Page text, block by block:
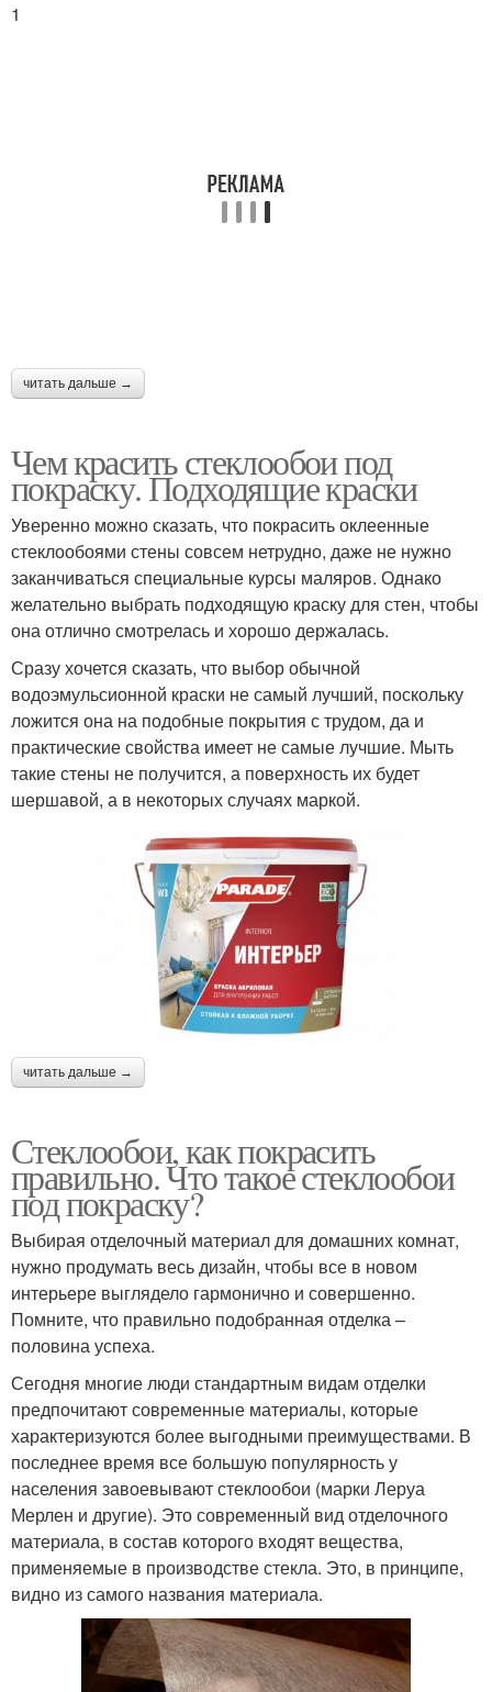
1
читать дальше →
Чем красить стеклообои под
покраску. Подходящие краски
Уверенно можно сказать, что покрасить оклеенные
стеклообоями стены совсем нетрудно, даже не нужно
заканчиваться специальные курсы маляров. Однако
желательно выбрать подходящую краску для стен, чтобы
она отлично смотрелась и хорошо держалась.
Сразу хочется сказать, что выбор обычной
водоэмульсионной краски не самый лучший, поскольку
ложится она на подобные покрытия с трудом, да и
практические свойства имеет не самые лучшие. Мыть
такие стены не получится, а поверхность их будет
шершавой, а в некоторых случаях маркой.
читать дальше →
Стеклообои, как покрасить
правильно. Что такое стеклообои
под покраску?
Выбирая отделочный материал для домашних комнат,
нужно продумать весь дизайн, чтобы все в новом
интерьере выглядело гармонично и совершенно.
Помните, что правильно подобранная отделка –
половина успеха.
Сегодня многие люди стандартным видам отделки
предпочитают современные материалы, которые
характеризуются более выгодными преимуществами. В
последнее время все большую популярность у
населения завоевывают стеклообои (марки Леруа
Мерлен и другие). Это современный вид отделочного
материала, в состав которого входят вещества,
применяемые в производстве стекла. Это, в принципе,
видно из самого названия материала.